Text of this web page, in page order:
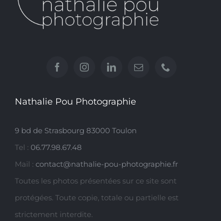
Nathalie Pou Photographie
9 bd de Strasbourg 83000 Toulon
Tel : 06.77.98.67.48
Mail : contact@nathalie-pou-photographie.fr
Toutes les photos présentées sur ce site sont
protégées. Toute copie, totale ou partielle est
strictement interdite.